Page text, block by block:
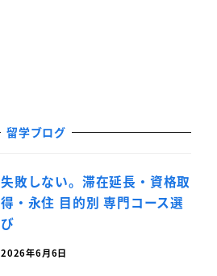
留学ブログ
失敗しない。滞在延長・資格取
得・永住 目的別 専門コース選
び
2026年6月6日